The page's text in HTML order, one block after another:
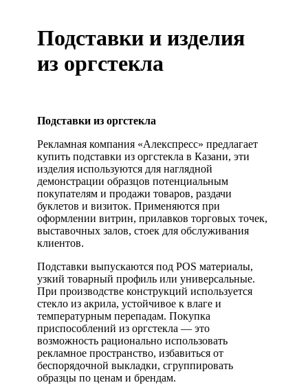
Подставки и изделия
из оргстекла
Подставки из оргстекла
Рекламная компания «Алекспресс» предлагает
купить подставки из оргстекла в Казани, эти
изделия используются для наглядной
демонстрации образцов потенциальным
покупателям и продажи товаров, раздачи
буклетов и визиток. Применяются при
оформлении витрин, прилавков торговых точек,
выставочных залов, стоек для обслуживания
клиентов.
Подставки выпускаются под POS материалы,
узкий товарный профиль или универсальные.
При производстве конструкций используется
стекло из акрила, устойчивое к влаге и
температурным перепадам. Покупка
приспособлений из оргстекла — это
возможность рационально использовать
рекламное пространство, избавиться от
беспорядочной выкладки, сгруппировать
образцы по ценам и брендам.